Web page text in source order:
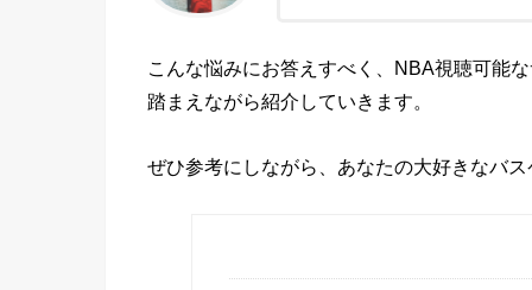
こんな悩みにお答えすべく、NBA視聴可能
踏まえながら紹介していきます。
ぜひ参考にしながら、あなたの大好きなバ